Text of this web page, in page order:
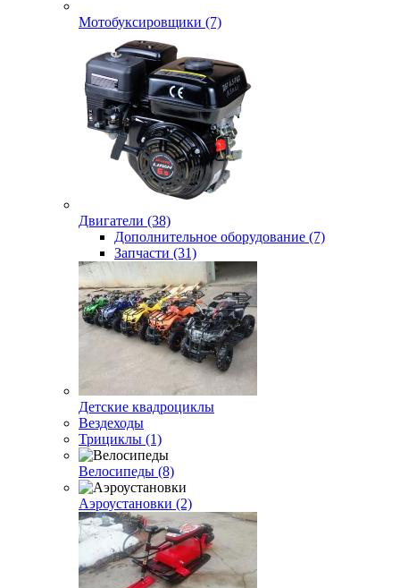
Мотобуксировщики (7)
Двигатели (38)
Дополнительное оборудование (7)
Запчасти (31)
Детские квадроциклы
Вездеходы
Трициклы (1)
Велосипеды (8)
Аэроустановки (2)